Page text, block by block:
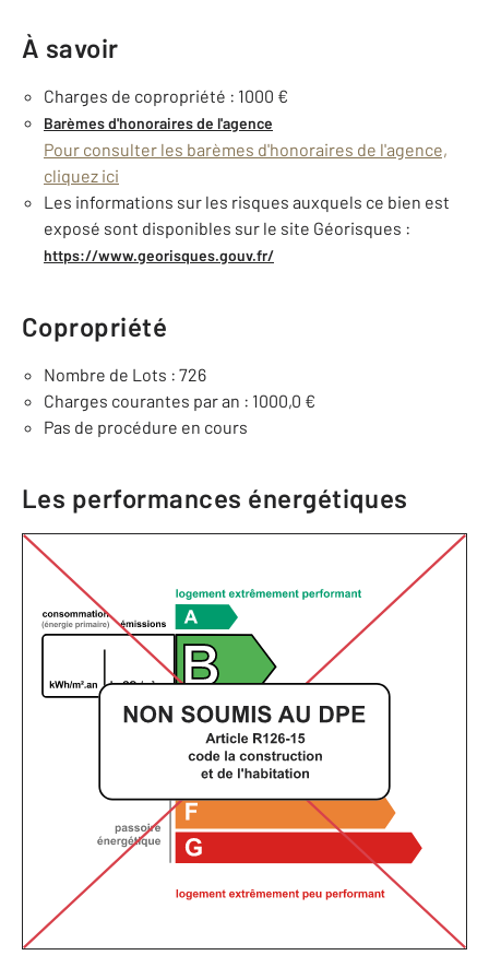
À savoir
Charges de copropriété : 1000 €
Barèmes d'honoraires de l'agence
Pour consulter les barèmes d'honoraires de l'agence,
cliquez ici
Les informations sur les risques auxquels ce bien est
exposé sont disponibles sur le site Géorisques :
https://www.georisques.gouv.fr/
Copropriété
Nombre de Lots : 726
Charges courantes par an : 1000,0 €
Pas de procédure en cours
Les performances énergétiques